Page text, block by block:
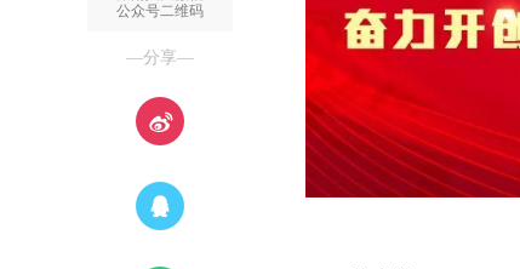
公众号二维码
—分享—